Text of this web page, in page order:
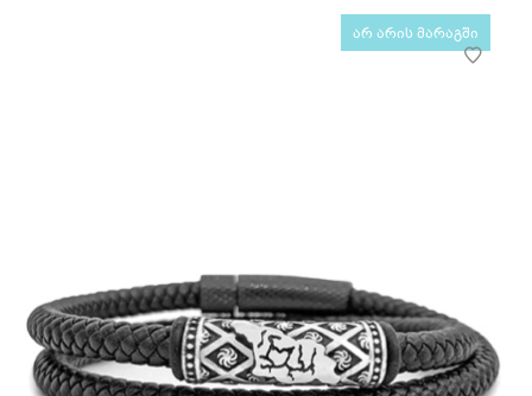
არ არის მარაგში